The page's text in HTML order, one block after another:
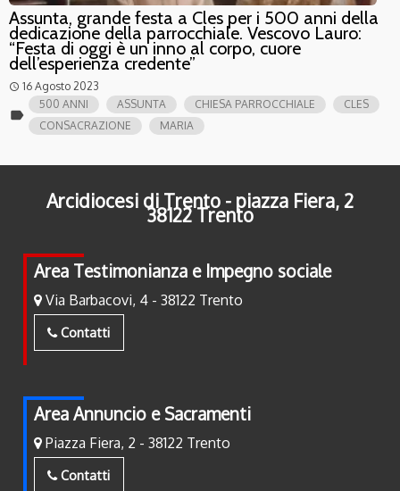
Assunta, grande festa a Cles per i 500 anni della
dedicazione della parrocchiale. Vescovo Lauro:
“Festa di oggi è un inno al corpo, cuore
dell’esperienza credente”
access_time 16 Agosto 2023
label
500 ANNI ASSUNTA CHIESA PARROCCHIALE
CLES
CONSACRAZIONE
MARIA
Arcidiocesi di Trento - piazza Fiera, 2
38122 Trento
Area Testimonianza e Impegno sociale
Via Barbacovi, 4 - 38122 Trento
Contatti
Area Annuncio e Sacramenti
Piazza Fiera, 2 - 38122 Trento
Contatti